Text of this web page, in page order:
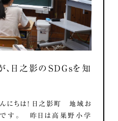
、日之影のSDGsを知
にちは！ 日之影町 地域お
す。 昨日は高巣野小学